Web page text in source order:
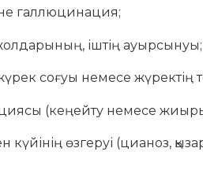
галлюцинация;
жолдарының, іштің ауырсынуы;
соғуы немесе жүректің
(кеңейту немесе
күйінің өзгеруі (цианоз,